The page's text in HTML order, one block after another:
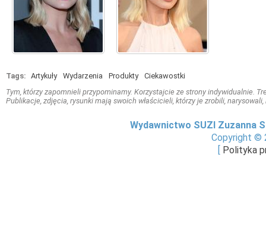
Tags: Artykuły Wydarzenia Produkty
Ciekawostki
Tym, którzy zapomnieli przypominamy. Korzystajcie ze strony indywidualnie.
Publikacje, zdjęcia, rysunki mają swoich właścicieli, którzy je zrobili,
Wydawnictwo SUZI Zuzanna
Copyright ©
[ Polityka